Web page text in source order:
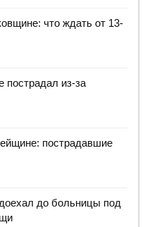
что ждать от 13-
из-за
пострадавшие
до больницы под